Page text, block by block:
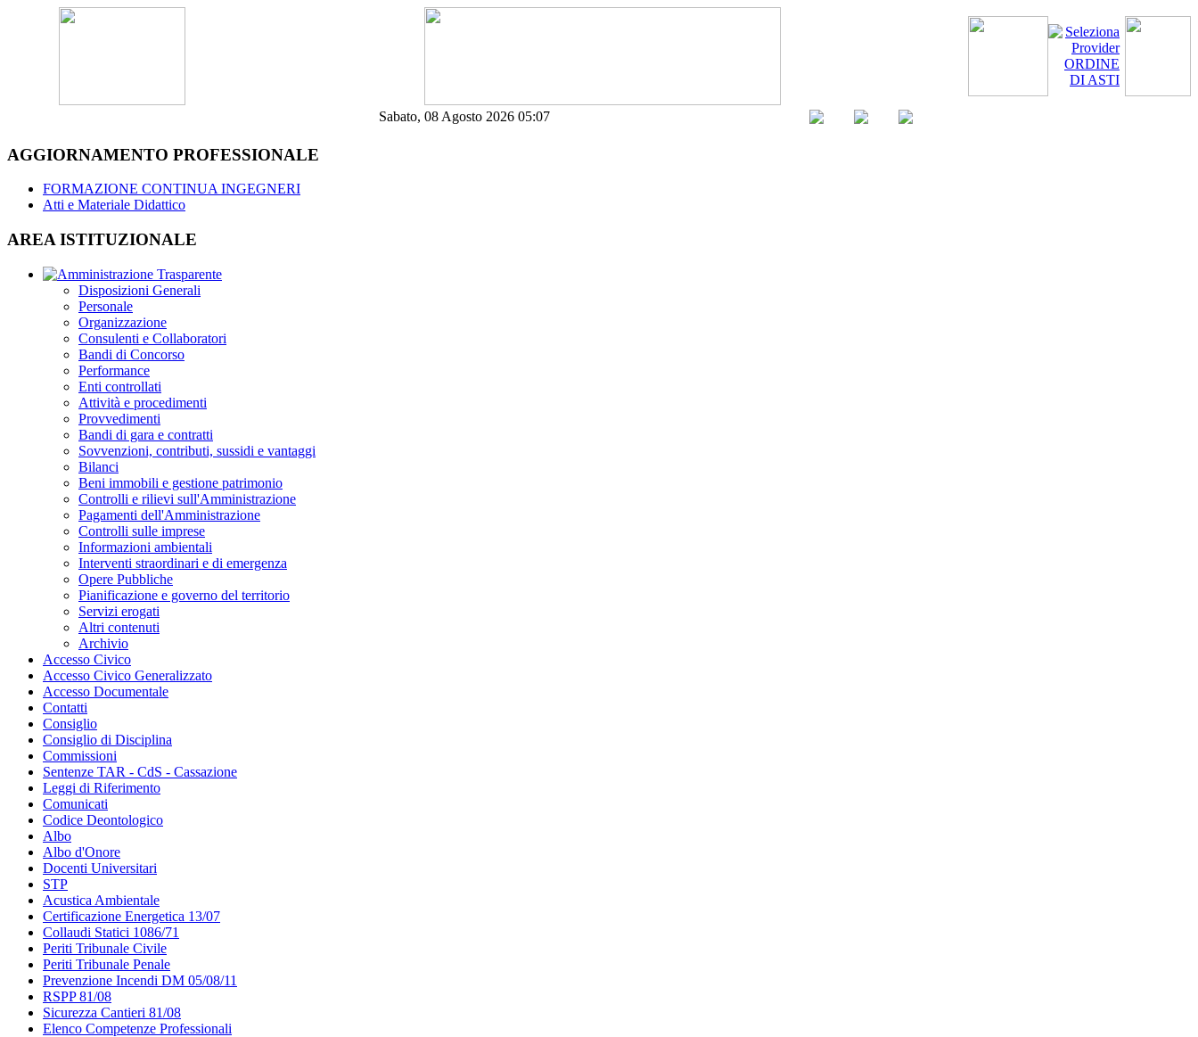
Sabato, 08 Agosto 2026 05:07
AGGIORNAMENTO PROFESSIONALE
FORMAZIONE CONTINUA INGEGNERI
Atti e Materiale Didattico
AREA ISTITUZIONALE
Disposizioni Generali
Personale
Organizzazione
Consulenti e Collaboratori
Bandi di Concorso
Performance
Enti controllati
Attività e procedimenti
Provvedimenti
Bandi di gara e contratti
Sovvenzioni, contributi, sussidi e vantaggi
Bilanci
Beni immobili e gestione patrimonio
Controlli e rilievi sull'Amministrazione
Pagamenti dell'Amministrazione
Controlli sulle imprese
Informazioni ambientali
Interventi straordinari e di emergenza
Opere Pubbliche
Pianificazione e governo del territorio
Servizi erogati
Altri contenuti
Archivio
Accesso Civico
Accesso Civico Generalizzato
Accesso Documentale
Contatti
Consiglio
Consiglio di Disciplina
Commissioni
Sentenze TAR - CdS - Cassazione
Leggi di Riferimento
Comunicati
Codice Deontologico
Albo
Albo d'Onore
Docenti Universitari
STP
Acustica Ambientale
Certificazione Energetica 13/07
Collaudi Statici 1086/71
Periti Tribunale Civile
Periti Tribunale Penale
Prevenzione Incendi DM 05/08/11
RSPP 81/08
Sicurezza Cantieri 81/08
Elenco Competenze Professionali